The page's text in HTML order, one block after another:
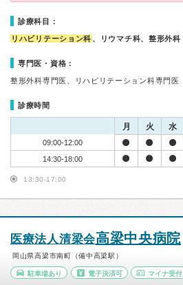
診療科目：
リハビリテーション科 、リウマチ科、整形外科
専門医・資格：
整形外科専門医、リハビリテーション科専門医
診療時間
月 火 水
09:00-12:00
14:30-18:00
13:30-17:00
医療法人清梁会高梁中央病院
岡山県高梁市南町（備中高梁駅）
駐車場あり 電子決済可 マイナ受付